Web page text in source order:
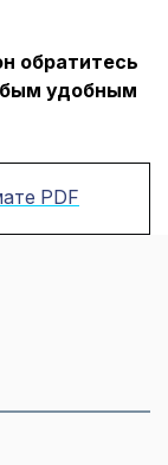
обратитесь
удобным
PDF